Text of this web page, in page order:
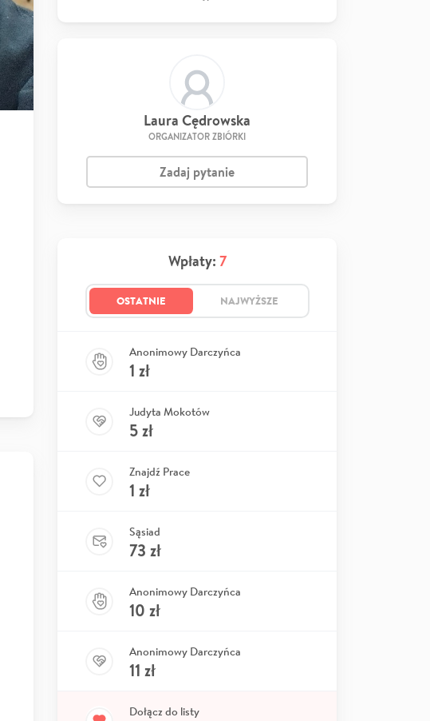
Laura Cędrowska
ORGANIZATOR ZBIÓRKI
Zadaj pytanie
Wpłaty: 7
OSTATNIE NAJWYŻSZE
Anonimowy Darczyńca
1 zł
Judyta Mokotów
5zł
Znajdź Prace
1 zł
Sąsiad
73 zł
Anonimowy Darczyńca
10 zł
Anonimowy Darczyńca
11 zł
Dołącz do listy